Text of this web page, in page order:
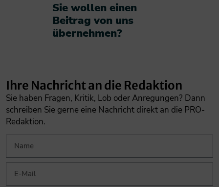
Sie wollen einen
Beitrag von uns
übernehmen?​
Ihre Nachricht an die Redaktion
Sie haben Fragen, Kritik, Lob oder Anregungen? Dann
schreiben Sie gerne eine Nachricht direkt an die PRO-
Redaktion.